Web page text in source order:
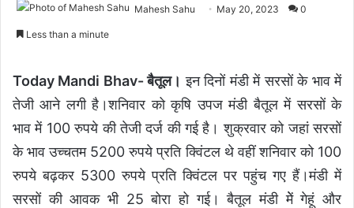
Mahesh Sahu May 20, 2023 0
Less than a minute
Today Mandi Bhav- बैतूल। इन दिनों मंडी में सरसों के भाव में
तेजी आने लगी है।शनिवार को कृषि उपज मंडी बैतूल में सरसों के
भाव में 100 रुपये की तेजी दर्ज की गई है। शुक्रवार को जहां सरसों
के भाव उच्चतम 5200 रुपये प्रति क्विंटल थे वहीं शनिवार को 100
रुपये बढ़कर 5300 रुपये प्रति क्विंटल पर पहुंच गए हैं।मंडी में
सरसों की आवक भी 25 बोरा हो गई। बैतूल मंडी मेें गेहूं और